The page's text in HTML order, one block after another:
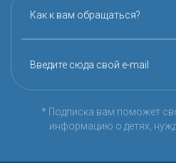
Как к вам обращаться?
Введите сюда свой e-mail
* Подписка вам поможет
информацию о детях,